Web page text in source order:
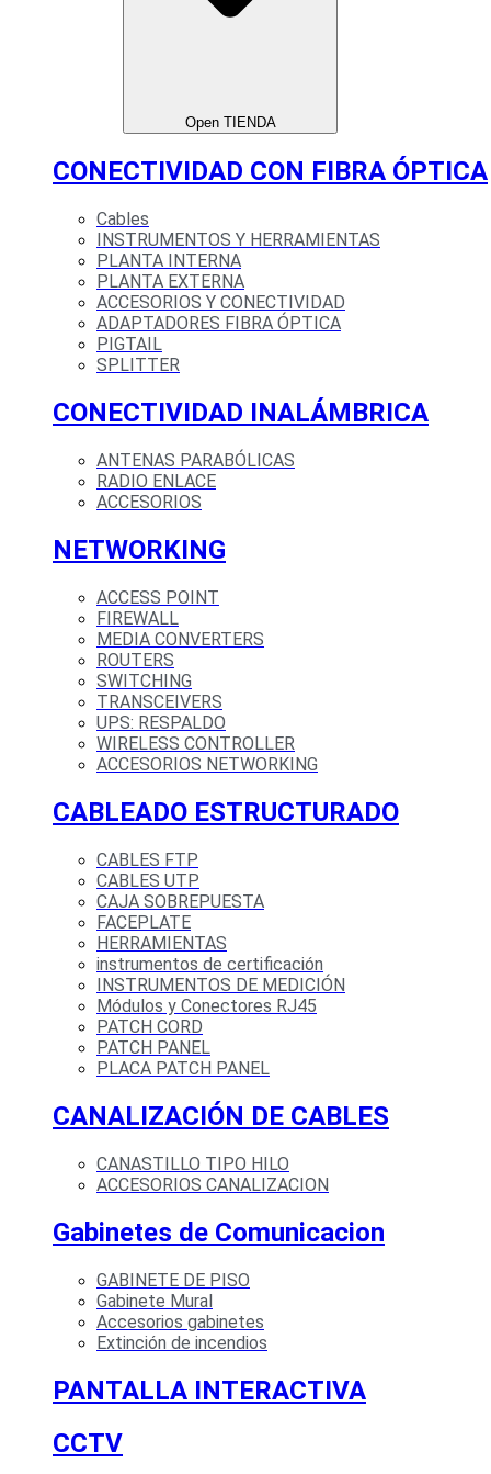
Open TIENDA
CONECTIVIDAD CON FIBRA ÓPTICA
Cables
INSTRUMENTOS Y HERRAMIENTAS
PLANTA INTERNA
PLANTA EXTERNA
ACCESORIOS Y CONECTIVIDAD
ADAPTADORES FIBRA ÓPTICA
PIGTAIL
SPLITTER
CONECTIVIDAD INALÁMBRICA
ANTENAS PARABÓLICAS
RADIO ENLACE
ACCESORIOS
NETWORKING
ACCESS POINT
FIREWALL
MEDIA CONVERTERS
ROUTERS
SWITCHING
TRANSCEIVERS
UPS: RESPALDO
WIRELESS CONTROLLER
ACCESORIOS NETWORKING
CABLEADO ESTRUCTURADO
CABLES FTP
CABLES UTP
CAJA SOBREPUESTA
FACEPLATE
HERRAMIENTAS
instrumentos de certificación
INSTRUMENTOS DE MEDICIÓN
Módulos y Conectores RJ45
PATCH CORD
PATCH PANEL
PLACA PATCH PANEL
CANALIZACIÓN DE CABLES
CANASTILLO TIPO HILO
ACCESORIOS CANALIZACION
Gabinetes de Comunicacion
GABINETE DE PISO
Gabinete Mural
Accesorios gabinetes
Extinción de incendios
PANTALLA INTERACTIVA
CCTV